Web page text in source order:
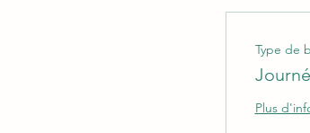
Type de
Plus